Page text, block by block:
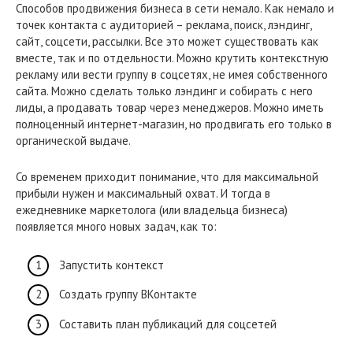
Способов продвижения бизнеса в сети немало. Как немало и
точек контакта с аудиторией – реклама, поиск, лэндинг,
сайт, соцсети, рассылки. Все это может существовать как
вместе, так и по отдельности. Можно крутить контекстную
рекламу или вести группу в соцсетях, не имея собственного
сайта. Можно сделать только лэндинг и собирать с него
лиды, а продавать товар через менеджеров. Можно иметь
полноценный интернет-магазин, но продвигать его только в
органической выдаче.
Со временем приходит понимание, что для максимальной
прибыли нужен и максимальный охват. И тогда в
ежедневнике маркетолога (или владельца бизнеса)
появляется много новых задач, как то:
Запустить контекст
Создать группу ВКонтакте
Составить план публикаций для соцсетей